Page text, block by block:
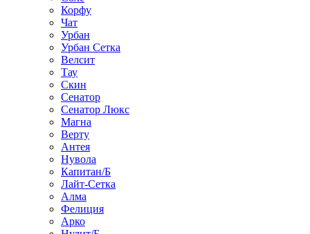
Корфу
Чат
Урбан
Урбан Сетка
Велсит
Тау
Скин
Сенатор
Сенатор Люкс
Магна
Верту
Антея
Нувола
Капитан/Б
Лайт-Сетка
Алма
Фелиция
Арко